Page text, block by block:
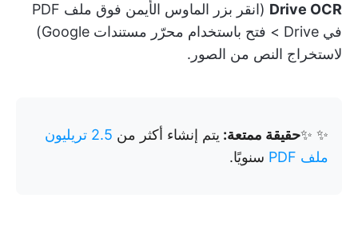
Drive OCR
(انقر بزر الماوس الأيمن فوق ملف PDF
في Drive > فتح باستخدام محرّر مستندات Google)
لاستخراج النص من الصور.
✨ ✨حقيقة ممتعة: يتم إنشاء أكثر من
2.5 تريليون
ملف PDF
سنويًا.